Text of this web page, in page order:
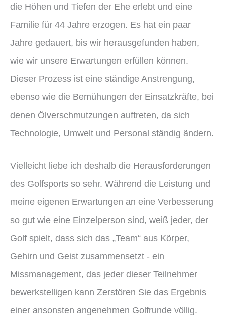
die Höhen und Tiefen der Ehe erlebt und eine
Familie für 44 Jahre erzogen. Es hat ein paar
Jahre gedauert, bis wir herausgefunden haben,
wie wir unsere Erwartungen erfüllen können.
Dieser Prozess ist eine ständige Anstrengung,
ebenso wie die Bemühungen der Einsatzkräfte, bei
denen Ölverschmutzungen auftreten, da sich
Technologie, Umwelt und Personal ständig ändern.
Vielleicht liebe ich deshalb die Herausforderungen
des Golfsports so sehr. Während die Leistung und
meine eigenen Erwartungen an eine Verbesserung
so gut wie eine Einzelperson sind, weiß jeder, der
Golf spielt, dass sich das „Team“ aus Körper,
Gehirn und Geist zusammensetzt - ein
Missmanagement, das jeder dieser Teilnehmer
bewerkstelligen kann Zerstören Sie das Ergebnis
einer ansonsten angenehmen Golfrunde völlig.